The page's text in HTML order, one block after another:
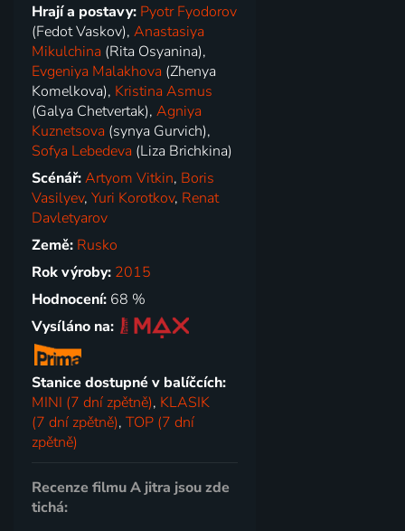
Hrají a postavy: Pyotr Fyodorov
(Fedot Vaskov),Anastasiya
Mikulchina (Rita Osyanina),
Evgeniya Malakhova (Zhenya
Komelkova), Kristina Asmus
(Galya Chetvertak),Agniya
Kuznetsova (synya Gurvich),
Sofya Lebedeva (Liza Brichkina)
Scénář:Artyom Vitkin, Boris
Vasilyev,Yuri Korotkov, Renat
Davletyarov
Země: Rusko
Rok výroby: 2015
Hodnocení: 68 %
Vysíláno na:
Stanice dostupné v balíčcích:
MINI (7 dní zpětně), KLASIK
(7 dní zpětně),TOP (7 dní
zpětně)
Recenze filmu A jitra jsou zde
tichá: